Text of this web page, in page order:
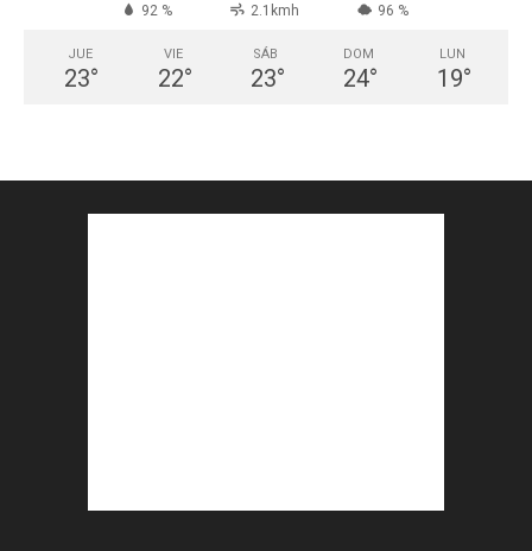
92 % 2.1kmh 96 %
JUE
23°
VIE
22°
SÁB
23°
DOM
24°
LUN
19°